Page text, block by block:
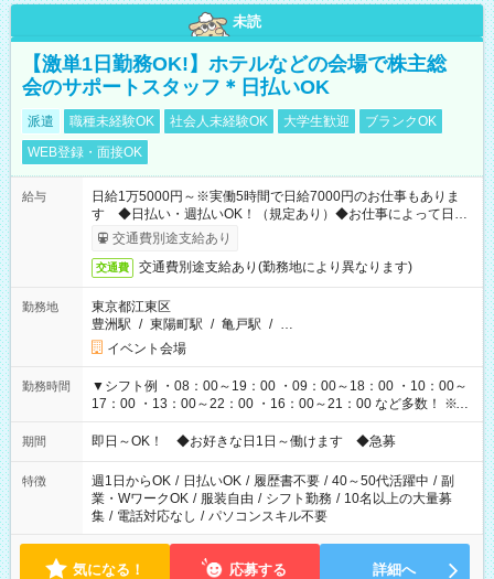
未読
【激単1日勤務OK!】ホテルなどの会場で株主総
会のサポートスタッフ＊日払いOK
派遣 職種未経験OK 社会人未経験OK 大学生歓迎
ブランクOK
WEB登録・面接OK
給与
日給1万5000円～※実働5時間で日給7000円のお仕事もありま
す ◆日払い・週払いOK！（規定あり）◆お仕事によって日給
も異なります
交通費別途支給あり
交通費 交通費別途支給あり(勤務地により異なります)
勤務地
東京都江東区
豊洲駅 / 東陽町駅 / 亀戸駅 / …
イベント会場
勤務時間
▼シフト例 ・08：00～19：00 ・09：00～18：00 ・10：00～
17：00 ・13：00～22：00 ・16：00～21：00 など多数！ ※お
仕事により勤務時間が異なります
期間 即日～OK！ ◆お好きな日1日～働けます ◆急募
特徴 週1日からOK / 日払いOK / 履歴書不要 / 40～50代活躍中 / 副
業・WワークOK / 服装自由 / シフト勤務 / 10名以上の大量募
集 / 電話対応なし / パソコンスキル不要
気になる！ 応募する 詳細へ